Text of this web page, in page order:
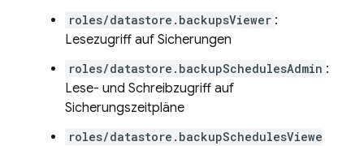
roles/datastore.backupsViewer :
Lesezugriff auf Sicherungen
roles/datastore.backupSchedulesAdmin :
Lese- und Schreibzugriff auf
Sicherungszeitpläne
roles/datastore.backupSchedulesViewe